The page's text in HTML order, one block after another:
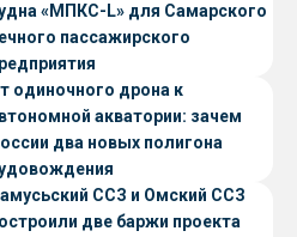
«МПКС-L» для Самарского
пассажирского
одиночного дрона к
акватории: зачем
два новых полигона
ССЗ и Омский ССЗ
две баржи проекта